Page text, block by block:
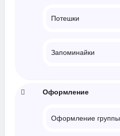
Потешки
Запоминайки
Оформление
Оформление группы